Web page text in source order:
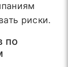
риски.
по